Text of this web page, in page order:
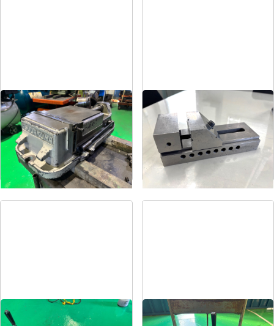
マシンバイス
メーカー ツダコマ
形 式VG-250
年 式-
精密バイス
メーカー -
形 式-
年 式-
油圧バイス 油圧バイス